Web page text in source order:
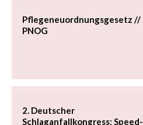
Pflegeneuordnungsgesetz //
PNOG
2. Deutscher
Schlaganfallkongress: Speed-